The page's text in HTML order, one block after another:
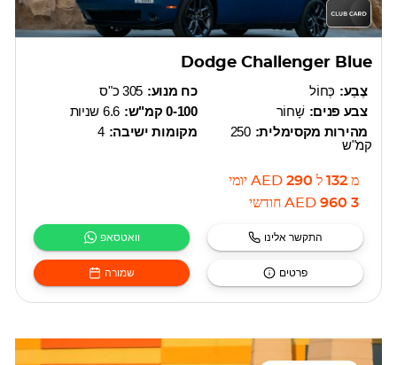
Dodge Challenger Blue
כח מנוע: 305 כ"ס
0-100 קמ"ש:
6.6 שניות
מקומות ישיבה: 4
צֶבַע: כְּחוֹל
צבע פנים: שָׁחוֹר
מהירות מקסימלית: 250
קמ"ש
מ 132 ל 290
AED יומי
3 960
AED חודשי
וואטסאפ התקשר אלינו
שמורה פרטים